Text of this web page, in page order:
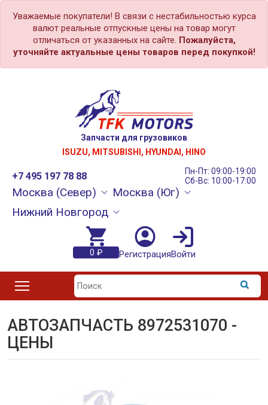
Уважаемые покупатели! В связи с нестабильностью курса
валют реальные отпускные цены на товар могут
отличаться от указанных на сайте. Пожалуйста,
уточняйте актуальные цены товаров перед покупкой!
Запчасти для грузовиков
ISUZU, MITSUBISHI, HYUNDAI, HINO
+7 495 197 78 88
Пн-Пт: 09:00-19:00
Сб-Вс: 10:00-17:00
Москва (Север)
Москва (Юг)
Нижний Новгород
0 ₽ РегистрацияВойти
АВТОЗАПЧАСТЬ 8972531070 -
ЦЕНЫ